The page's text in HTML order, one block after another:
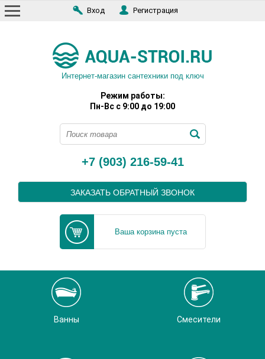
Вход Регистрация
Интернет-магазин сантехники под ключ
Режим работы:
Пн-Вс с 9:00 до 19:00
+7 (903) 216-59-41
ЗАКАЗАТЬ ОБРАТНЫЙ ЗВОНОК
Ваша корзина пуста
Ванны Смесители